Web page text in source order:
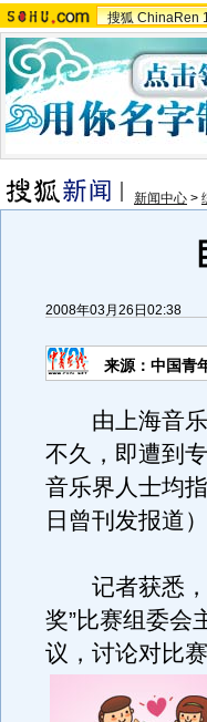
搜狐 ChinaRen
新闻中心 >
2008年03月26日02:38
来源：中国青
由上海音乐
不久，即遭到
音乐界人士均
日曾刊发报道）
记者获悉，
奖”比赛组委会
议，讨论对比